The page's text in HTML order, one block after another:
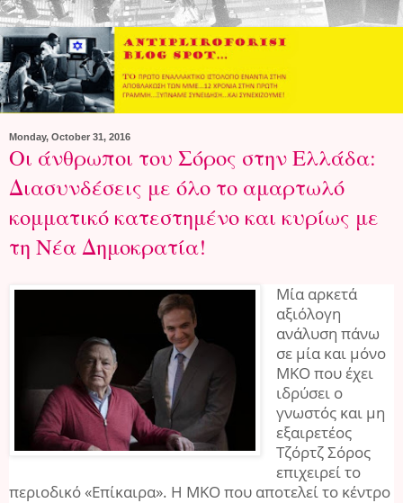
Monday, October 31, 2016
Οι άνθρωποι του Σόρος στην Ελλάδα:
Διασυνδέσεις με όλο το αμαρτωλό
κομματικό κατεστημένο και κυρίως με
τη Νέα Δημοκρατία!
Μία αρκετά
αξιόλογη
ανάλυση πάνω
σε μία και μόνο
ΜΚΟ που έχει
ιδρύσει ο
γνωστός και μη
εξαιρετέος
Τζόρτζ Σόρος
επιχειρεί το
περιοδικό «Επίκαιρα». Η ΜΚΟ που αποτελεί το κέντρο